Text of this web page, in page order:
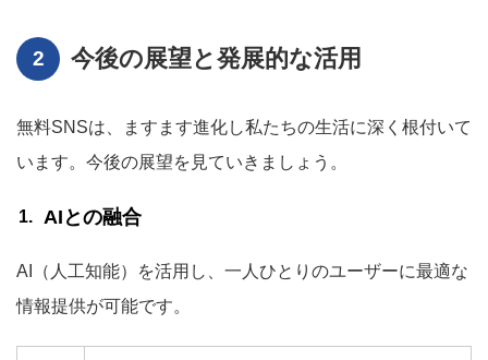
今後の展望と発展的な活用
無料SNSは、ますます進化し私たちの生活に深く根付いて
います。今後の展望を見ていきましょう。
AIとの融合
AI（人工知能）を活用し、一人ひとりのユーザーに最適な
情報提供が可能です。